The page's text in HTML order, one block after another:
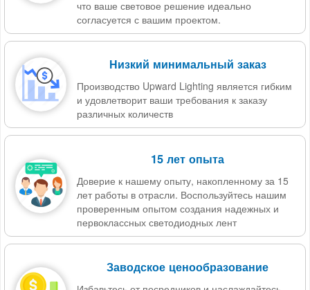
что ваше световое решение идеально
согласуется с вашим проектом.
Низкий минимальный заказ
Производство Upward Lighting является гибким
и удовлетворит ваши требования к заказу
различных количеств
15 лет опыта
Доверие к нашему опыту, накопленному за 15
лет работы в отрасли. Воспользуйтесь нашим
проверенным опытом создания надежных и
первоклассных светодиодных лент
Заводское ценообразование